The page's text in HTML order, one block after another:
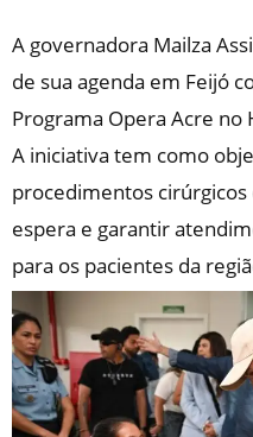
A governadora Mailza
de sua agenda em Feijó
Programa Opera Acre no
A iniciativa tem como
procedimentos
espera e garantir
para os pacientes da